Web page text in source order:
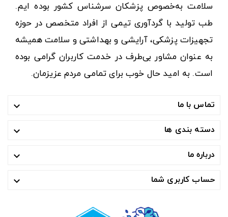
سلامت به‌خصوص پزشکان سرشناس کشور بوده ایم.
طب تولید با گردآوری تیمی از افراد متخصص در حوزه
تجهیزات پزشکی، آرایشی و بهداشتی و سلامت همیشه
به عنوان مشاور بی‌طرف در خدمت کاربران گرامی بوده
است. به امید حال خوب برای تمامی مردم عزیزمان.
تماس با ما 
دسته بندی ها 
درباره ما 
حساب کاربری شما 